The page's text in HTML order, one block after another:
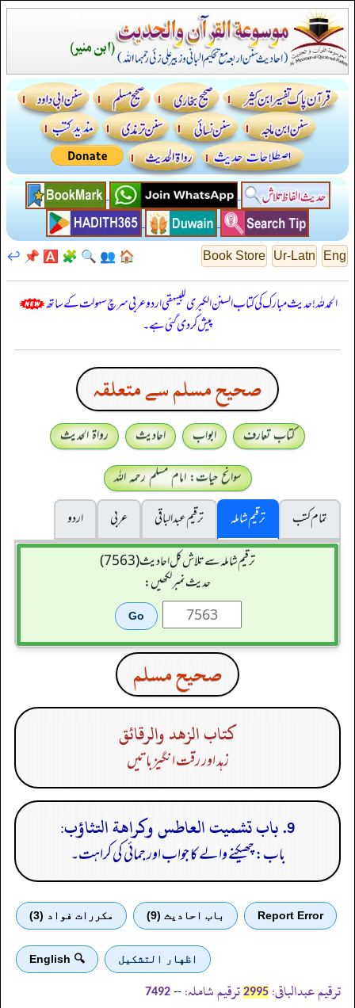
Eng
Ur-Latn
Book Store
🏠
👥
🔍
🧩
🅰️
📌
↩️
الحمدللہ! حدیث مبارک کی کتاب السنن الكبرى للبيهقي اردو عربی سرچ سہولت کے ساتھ
پیش کر دی گئی ہے۔
صحيح مسلم سے متعلقہ
کتاب تعارف ابواب احادیث
رواۃ الحدیث
سوانح حیات: امام مسلم رحمہ اللہ
تمام کتب
ترقیم شاملہ ترقيم عبدالباقی عربی
اردو
ترقیم شاملہ سے تلاش کل احادیث (7563)
حدیث نمبر لکھیں:
صحيح مسلم
كتاب الزهد والرقائق
زہد اور رقت انگیز باتیں
9. باب تشميت العاطس وكراهة التثاؤب:
باب: چھیکنے والے کا جواب اور جمائی کی کراہت۔
Report Error باب احادیث (9) مكررات فواد (3)
اظهار التشكيل 🔍 English
ترقیم عبدالباقی: 2995 ترقیم شاملہ: --
7492